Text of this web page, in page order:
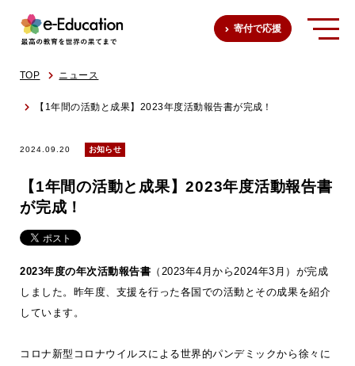
寄付で応援
TOP ニュース
【1年間の活動と成果】2023年度活動報告書が完成！
2024.09.20 お知らせ
【1年間の活動と成果】2023年度活動報告書
が完成！
2023年度の年次活動報告書 （2023年4月から2024年3月）が完成
しました。昨年度、支援を行った各国での活動とその成果を紹介
しています。
コロナ新型コロナウイルスによる世界的パンデミックから徐々に